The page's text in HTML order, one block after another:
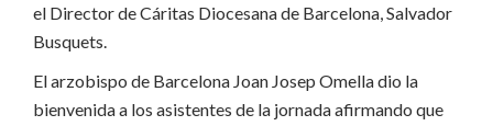
el Director de Cáritas Diocesana de Barcelona, Salvador
Busquets.
El arzobispo de Barcelona Joan Josep Omella dio la
bienvenida a los asistentes de la jornada afirmando que